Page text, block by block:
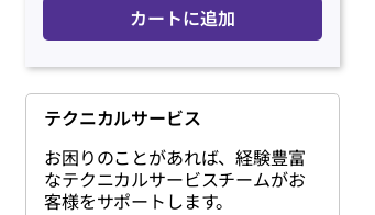
カートに追加
テクニカルサービス
お困りのことがあれば、経験豊富
なテクニカルサービスチームがお
客様をサポートします。